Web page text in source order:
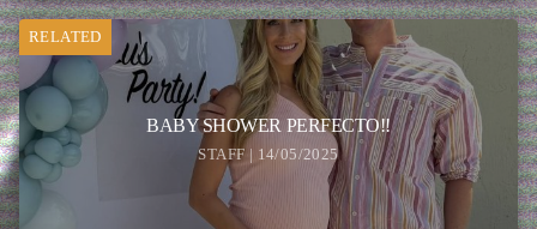
RELATED
BABY SHOWER PERFECTO!!
STAFF | 14/05/2025